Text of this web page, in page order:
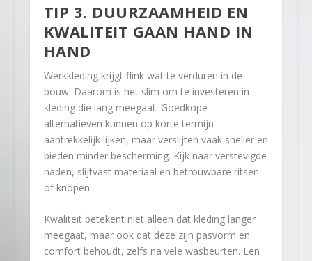
TIP 3. DUURZAAMHEID EN
KWALITEIT GAAN HAND IN
HAND
Werkkleding krijgt flink wat te verduren in de
bouw. Daarom is het slim om te investeren in
kleding die lang meegaat. Goedkope
alternatieven kunnen op korte termijn
aantrekkelijk lijken, maar verslijten vaak sneller en
bieden minder bescherming. Kijk naar verstevigde
naden, slijtvast materiaal en betrouwbare ritsen
of knopen.
Kwaliteit betekent niet alleen dat kleding langer
meegaat, maar ook dat deze zijn pasvorm en
comfort behoudt, zelfs na vele wasbeurten. Een